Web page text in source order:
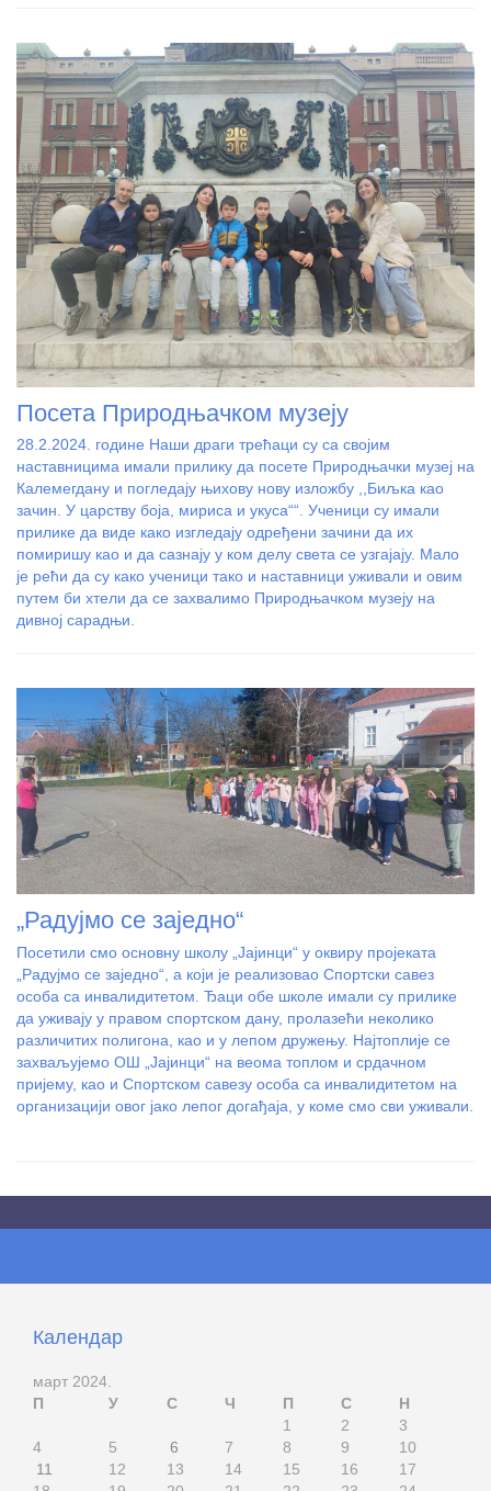
Посета Природњачком музеју
28.2.2024. године Наши драги трећаци су са својим
наставницима имали прилику да посете Природњачки музеј на
Калемегдану и погледају њихову нову изложбу ,,Биљка као
зачин. У царству боја, мириса и укуса““. Ученици су имали
прилике да виде како изгледају одређени зачини да их
помиришу као и да сазнају у ком делу света се узгајају. Мало
је рећи да су како ученици тако и наставници уживали и овим
путем би хтели да се захвалимо Природњачком музеју на
дивној сарадњи.
„Радујмо се заједно“
Посетили смо основну школу „Јајинци“ у оквиру пројеката
„Радујмо се заједно“, а који је реализовао Спортски савез
особа са инвалидитетом. Ђаци обе школе имали су прилике
да уживају у правом спортском дану, пролазећи неколико
различитих полигона, као и у лепом дружењу. Најтоплије се
захваљујемо ОШ „Јајинци“ на веома топлом и срдачном
пријему, као и Спортском савезу особа са инвалидитетом на
организацији овог јако лепог догађаја, у коме смо сви уживали.
Календар
март 2024.
П
У С Ч П С
Н
1
2
3
4
5 6 7 8 9
10
11
12 13 14 15 16
17